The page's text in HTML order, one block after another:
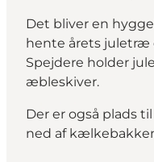
Det bliver en
hente årets juletræ
Spejdere holder
æbleskiver.
Der er også plads
ned af